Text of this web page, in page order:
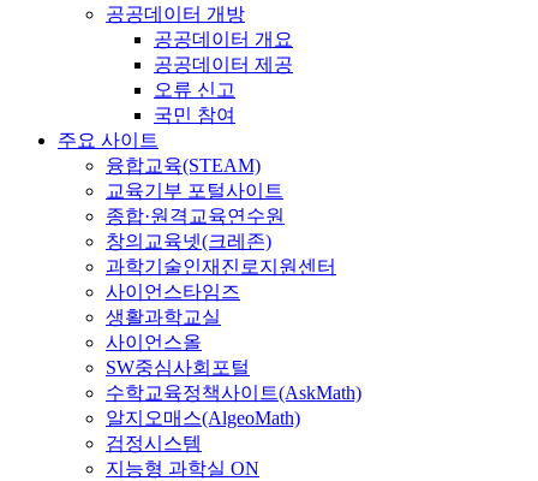
공공데이터 개방
공공데이터 개요
공공데이터 제공
오류 신고
국민 참여
주요 사이트
융합교육(STEAM)
교육기부 포털사이트
종합·원격교육연수원
창의교육넷(크레존)
과학기술인재진로지원센터
사이언스타임즈
생활과학교실
사이언스올
SW중심사회포털
수학교육정책사이트(AskMath)
알지오매스(AlgeoMath)
검정시스템
지능형 과학실 ON